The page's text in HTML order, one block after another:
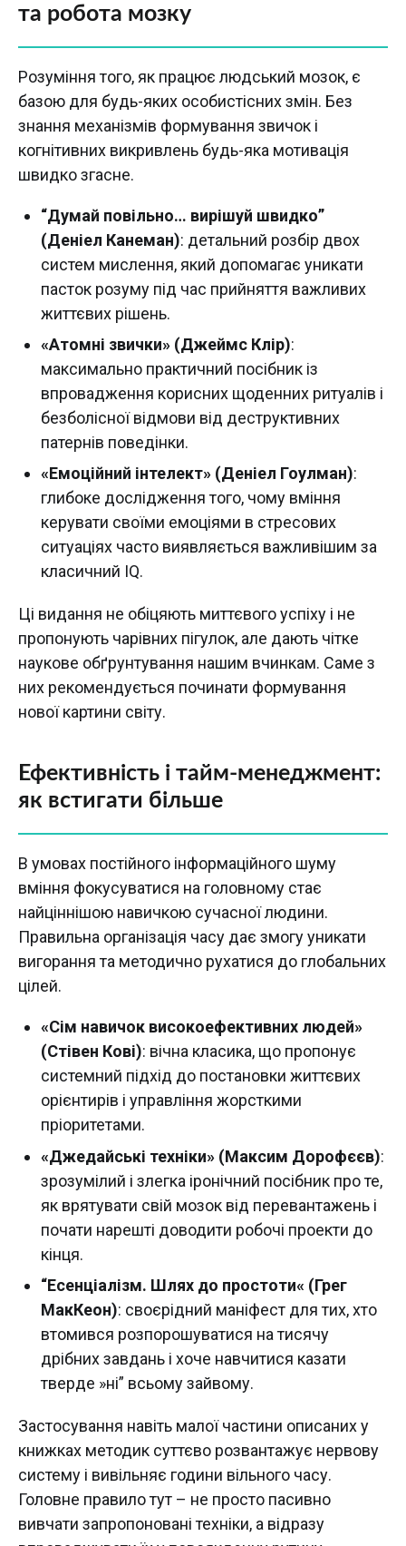
та робота мозку
Розуміння того, як працює людський мозок, є
базою для будь-яких особистісних змін. Без
знання механізмів формування звичок і
когнітивних викривлень будь-яка мотивація
швидко згасне.
“Думай повільно… вирішуй швидко”
(Деніел Канеман): детальний розбір двох
систем мислення, який допомагає уникати
пасток розуму під час прийняття важливих
життєвих рішень.
«Атомні звички» (Джеймс Клір):
максимально практичний посібник із
впровадження корисних щоденних ритуалів і
безболісної відмови від деструктивних
патернів поведінки.
«Емоційний інтелект» (Деніел Гоулман):
глибоке дослідження того, чому вміння
керувати своїми емоціями в стресових
ситуаціях часто виявляється важливішим за
класичний IQ.
Ці видання не обіцяють миттєвого успіху і не
пропонують чарівних пігулок, але дають чітке
наукове обґрунтування нашим вчинкам. Саме з
них рекомендується починати формування
нової картини світу.
Ефективність і тайм-менеджмент:
як встигати більше
В умовах постійного інформаційного шуму
вміння фокусуватися на головному стає
найціннішою навичкою сучасної людини.
Правильна організація часу дає змогу уникати
вигорання та методично рухатися до глобальних
цілей.
«Сім навичок високоефективних людей»
(Стівен Кові): вічна класика, що пропонує
системний підхід до постановки життєвих
орієнтирів і управління жорсткими
пріоритетами.
«Джедайські техніки» (Максим Дорофєєв):
зрозумілий і злегка іронічний посібник про те,
як врятувати свій мозок від перевантажень і
почати нарешті доводити робочі проекти до
кінця.
“Есенціалізм. Шлях до простоти« (Грег
МакКеон): своєрідний маніфест для тих, хто
втомився розпорошуватися на тисячу
дрібних завдань і хоче навчитися казати
тверде »ні” всьому зайвому.
Застосування навіть малої частини описаних у
книжках методик суттєво розвантажує нервову
систему і вивільняє години вільного часу.
Головне правило тут – не просто пасивно
вивчати запропоновані техніки, а відразу